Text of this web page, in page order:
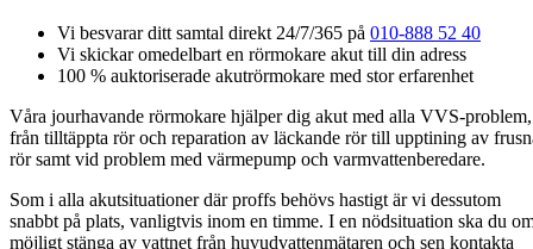
Vi besvarar ditt samtal direkt 24/7/365 på 010-888 52 40
Vi skickar omedelbart en rörmokare akut till din adress
100 % auktoriserade akutrörmokare med stor erfarenhet
Våra jourhavande rörmokare hjälper dig akut med alla VVS-problem,
från tilltäppta rör och reparation av läckande rör till upptining av
rör samt vid problem med värmepump och varmvattenberedare.
Som i alla akutsituationer där proffs behövs hastigt är vi dessutom
snabbt på plats, vanligtvis inom en timme. I en nödsituation ska du
möjligt stänga av vattnet från huvudvattenmätaren och sen kontakta